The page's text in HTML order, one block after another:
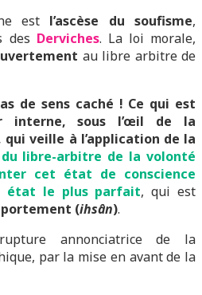
est l’ascèse du soufisme,
des Derviches. La loi morale,
au libre arbitre de
de sens caché ! Ce qui est
interne, sous l’œil de la
veille à l’application de la
du libre-arbitre de la volonté
cet état de conscience
état le plus parfait, qui est
(ihsân).
annonciatrice de la
par la mise en avant de la